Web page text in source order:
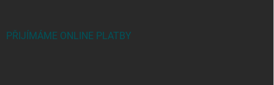
PŘIJÍMÁME ONLINE PLATBY